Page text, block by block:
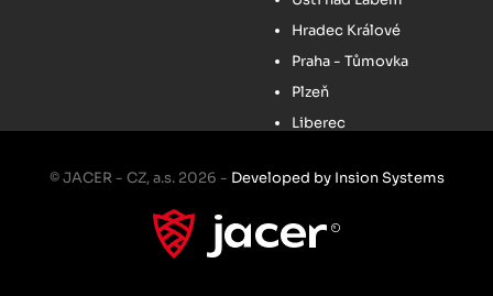
Hradec Králové
Praha - Tůmovka
Plzeň
Liberec
© JACER - CZ, a.s. 2026 - Developed by Insion Systems